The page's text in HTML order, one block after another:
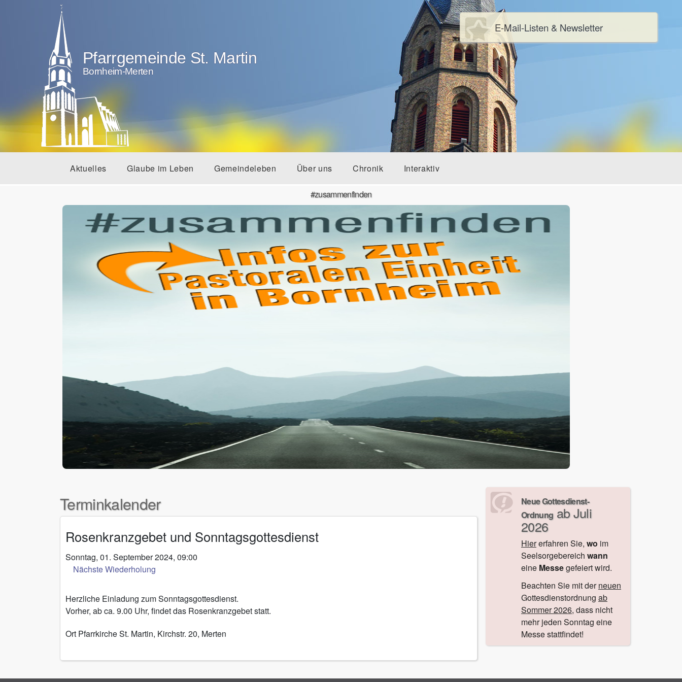
Pfarrgemeinde St. Martin
Bornheim-Merten
E-Mail-Listen & Newsletter
Aktuelles Glaube im Leben Gemeindeleben Über uns Chronik Interaktiv
#zusammenfinden
Terminkalender
Rosenkranzgebet und Sonntagsgottesdienst
Sonntag, 01. September 2024, 09:00
Nächste Wiederholung
Herzliche Einladung zum Sonntagsgottesdienst.
Vorher, ab ca. 9.00 Uhr, findet das Rosenkranzgebet statt.
Ort Pfarrkirche St. Martin, Kirchstr. 20, Merten
Neue Gottesdienst-
Ordnungab Juli
2026
Hiererfahren Sie, wo im
Seelsorgebereich wann
eine Messegefeiert wird.
Beachten Sie mit derneuen
Gottesdienstordnung ab
Sommer 2026, dass nicht
mehr jeden Sonntag eine
Messe stattfindet!